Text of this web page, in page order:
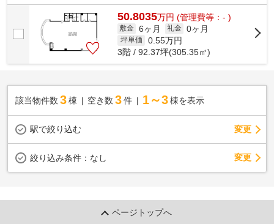
50.8035万円 (管理費等：- )
敷金 6ヶ月 礼金 0ヶ月
坪単価 0.55万円
3階 / 92.37坪(305.35㎡)
該当物件数 3棟 空き数 3 件 1～3 棟を表示
駅で絞り込む 変更
絞り込み条件： なし 変更
ページトップへ